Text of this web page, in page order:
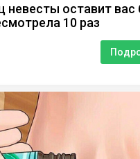
невесты оставит вас
10 раз